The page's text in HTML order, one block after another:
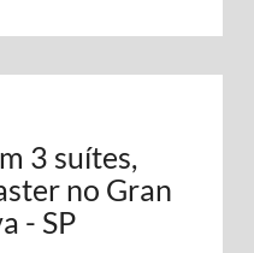
3 suítes,
no Gran
- SP